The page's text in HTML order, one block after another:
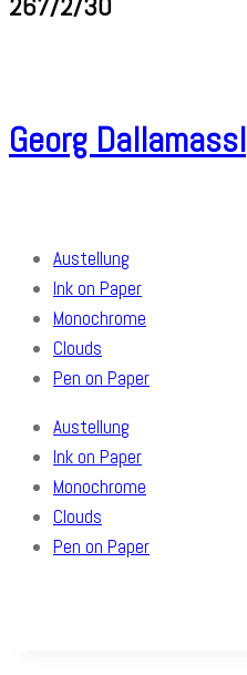
Georg Dallamassl
Austellung
Ink on Paper
Monochrome
Clouds
Pen on Paper
Austellung
Ink on Paper
Monochrome
Clouds
Pen on Paper